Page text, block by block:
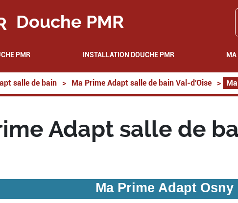
Douche PMR
PMR INSTALLATION DOUCHE PMR
salle de bain > Ma Prime Adapt salle de bain Val-d'Oise >
Adapt salle de
Ma Prime Adapt Osny